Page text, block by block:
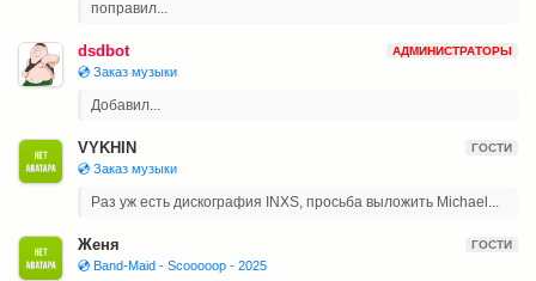
поправил...
dsdbot АДМИНИСТРАТОРЫ
💿 Заказ музыки
Добавил...
VYKHIN ГОСТИ
💿 Заказ музыки
Раз уж есть дискография INXS, просьба выложить Michael...
Женя ГОСТИ
💿 Band-Maid - Scooooop - 2025